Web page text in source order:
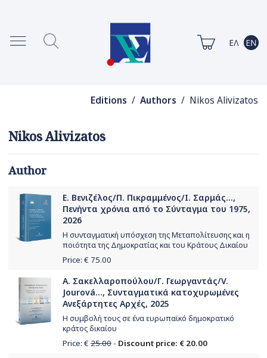
Editions / Authors / Nikos Alivizatos
Nikos Alivizatos
Author
Ε. Βενιζέλος/Π. Πικραμμένος/Ι. Σαρμάς...,
Πενήντα χρόνια από το Σύνταγμα του 1975,
2026
Η συνταγματική υπόσχεση της Μεταπολίτευσης και η
ποιότητα της Δημοκρατίας και του Κράτους Δικαίου
Price: € 75.00
Α. Σακελλαροπούλου/Γ. Γεωργαντάς/V.
Jourová..., Συνταγματικά κατοχυρωμένες
Aνεξάρτητες Αρχές, 2025
Η συμβολή τους σε ένα ευρωπαϊκό δημοκρατικό
κράτος δικαίου
Price: € 25.00 - Discount price: € 20.00